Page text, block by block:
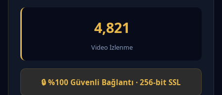
4,821
Video İzlenme
🔒 %100 Güvenli Bağlantı · 256-bit SSL